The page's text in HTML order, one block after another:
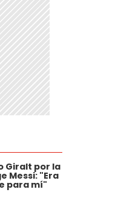
Giralt por la
Messi: "Era
para mí"